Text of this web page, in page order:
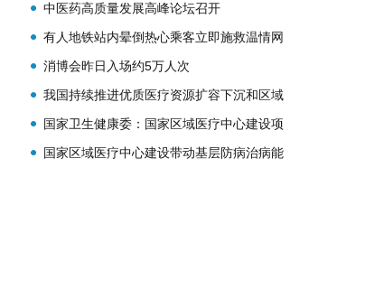
中医药高质量发展高峰论坛召开
有人地铁站内晕倒热心乘客立即施救温情网
消博会昨日入场约5万人次
我国持续推进优质医疗资源扩容下沉和区域
国家卫生健康委：国家区域医疗中心建设项
国家区域医疗中心建设带动基层防病治病能